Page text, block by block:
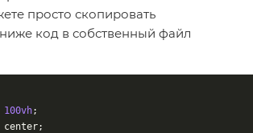
просто скопировать
код в собственный файл
100vh;
center;